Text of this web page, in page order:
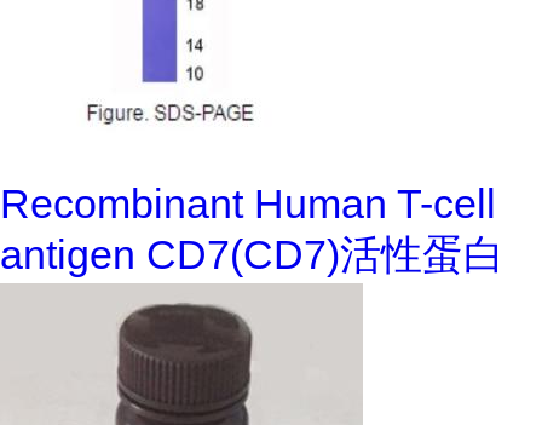
Recombinant Human T-cell
antigen CD7(CD7)活性蛋白